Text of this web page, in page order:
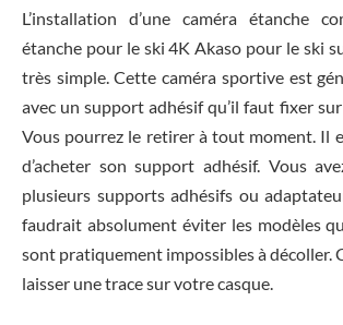
L’installation d’une caméra étanche
étanche pour le ski 4K Akaso pour le ski
très simple. Cette caméra sportive est
avec un support adhésif qu’il faut fixer
Vous pourrez le retirer à tout moment. Il
d’acheter son support adhésif. Vous
plusieurs supports adhésifs ou
faudrait absolument éviter les modèles
sont pratiquement impossibles à décoller.
laisser une trace sur votre casque.